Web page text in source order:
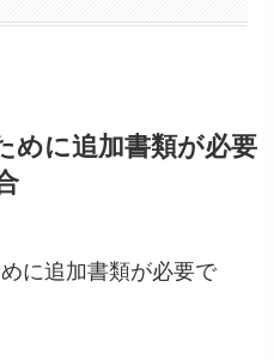
めに追加書類が必要
に追加書類が必要で